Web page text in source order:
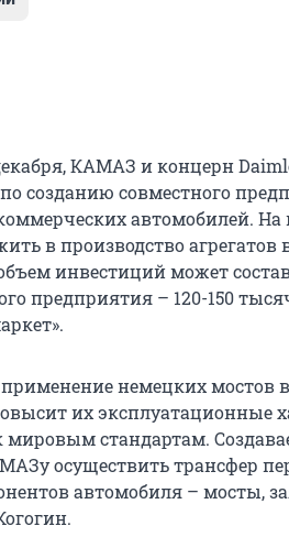
КАМАЗ и концерн
созданию совместного
автомобилей. На
в производство агрегатов
инвестиций может
предприятия – 120-150
немецких мостов
их эксплуатационные
стандартам.
осуществить трансфер
автомобиля – мосты,